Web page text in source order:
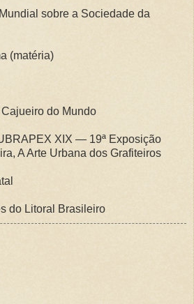
sobre a Sociedade da
(matéria)
do Mundo
XIX — 19ª Exposição
A Arte Urbana dos Grafiteiros
do Litoral Brasileiro